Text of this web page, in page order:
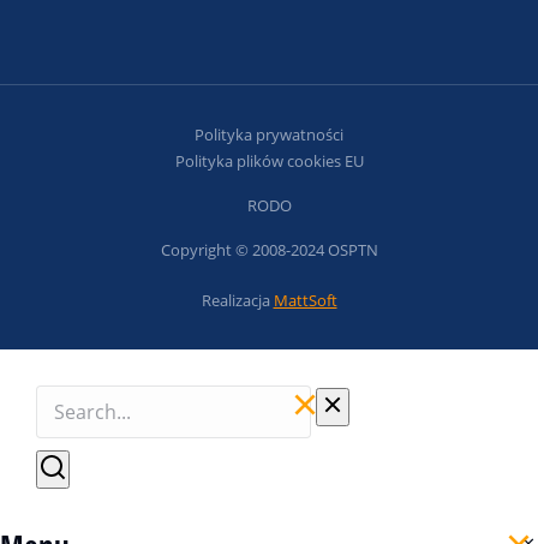
Copyright © 2008-2024 OSPTN
Realizacja MattSoft
Polityka prywatności
Polityka plików cookies EU
RODO